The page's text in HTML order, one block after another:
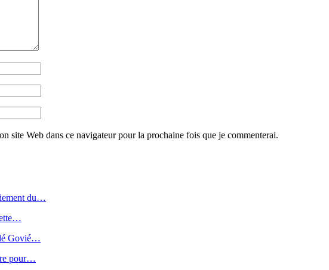
site Web dans ce navigateur pour la prochaine fois que je commenterai.
du…
Govié…
pour…